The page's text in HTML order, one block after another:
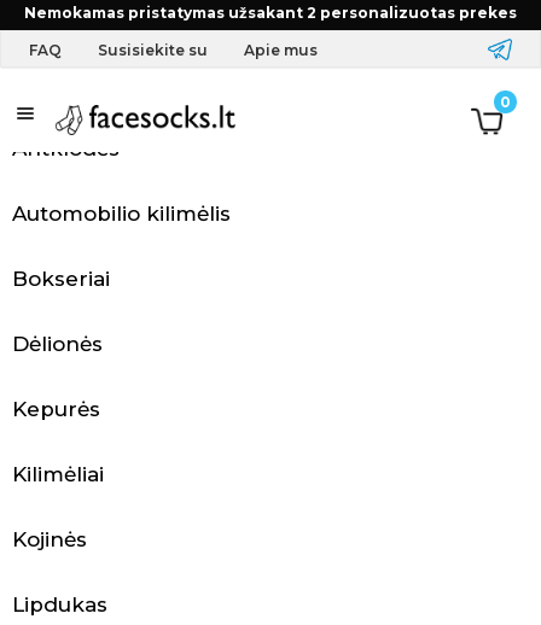
Nemokamas pristatymas užsakant 2 personalizuotas prekes
FAQ Susisiekite su Apie mus
0
Pradžia Produkto Pasirinkite spalvą 5F - Blue
A
p
r
g
a
r
Antklodės
Automobilio kilimėlis
Bokseriai
Dėlionės
Kepurės
Kilimėliai
Kojinės
Lipdukas